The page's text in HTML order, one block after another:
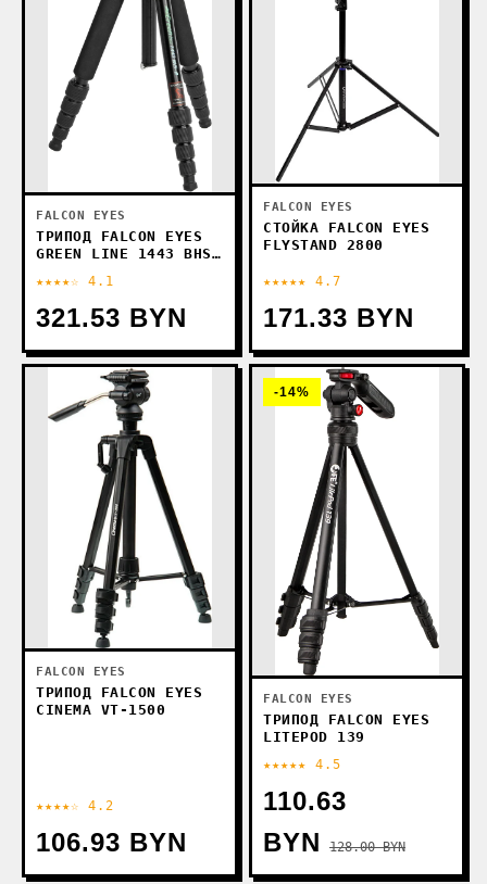
FALCON EYES
ТРИПОД FALCON EYES
GREEN LINE 1443 BHS-
★★★★☆ 4.1
321.53 BYN
FALCON EYES
СТОЙКА FALCON EYES
FLYSTAND 2800
★★★★★ 4.7
171.33 BYN
FALCON EYES
ТРИПОД FALCON EYES
CINEMA VT-1500
★★★★☆ 4.2
106.93 BYN
-14%
FALCON EYES
ТРИПОД FALCON EYES
LITEPOD 139
★★★★★ 4.5
110.63
BYN
128.00 BYN